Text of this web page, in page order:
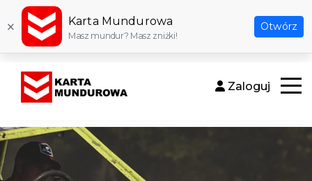
× Karta Mundurowa
Masz mundur? Masz zniżki!
Otwórz
Zaloguj